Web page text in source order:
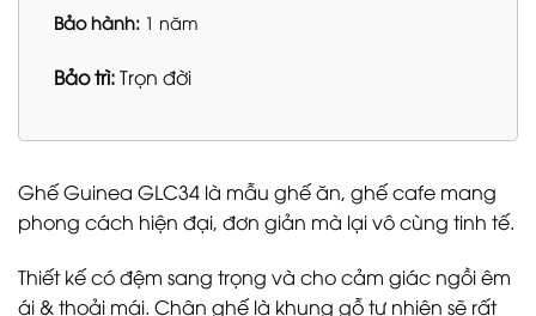
Bảo hành: 1 năm
Bảo trì:Trọn đời
Ghế Guinea GLC34 là mẫu ghế ăn, ghế cafe mang
phong cách hiện đại, đơn giản mà lại vô cùng tinh tế.
Thiết kế có đệm sang trọng và cho cảm giác ngồi êm
ái & thoải mái. Chân ghế là khung gỗ tự nhiên sẽ rất